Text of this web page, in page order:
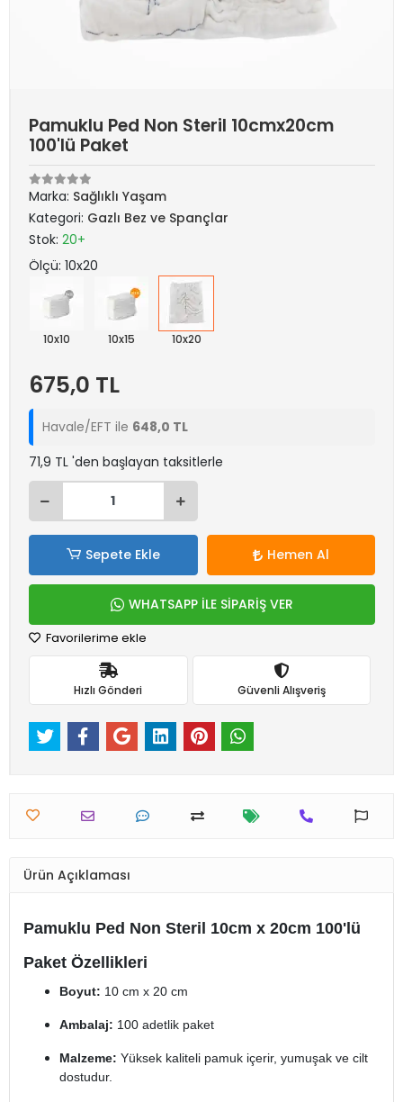
Pamuklu Ped Non Steril 10cmx20cm
100'lü Paket
Marka: Sağlıklı Yaşam
Kategori: Gazlı Bez ve Spançlar
Stok: 20+
Ölçü: 10x20
10x10 10x15 10x20
675,0 TL
Havale/EFT ile 648,0 TL
71,9 TL 'den başlayan taksitlerle
Sepete Ekle Hemen Al
WHATSAPP İLE SİPARİŞ VER
Favorilerime ekle
Hızlı Gönderi Güvenli Alışveriş
Ürün Açıklaması
Pamuklu Ped Non Steril 10cm x 20cm 100'lü
Paket Özellikleri
Boyut: 10 cm x 20 cm
Ambalaj: 100 adetlik paket
Malzeme: Yüksek kaliteli pamuk içerir, yumuşak ve cilt
dostudur.